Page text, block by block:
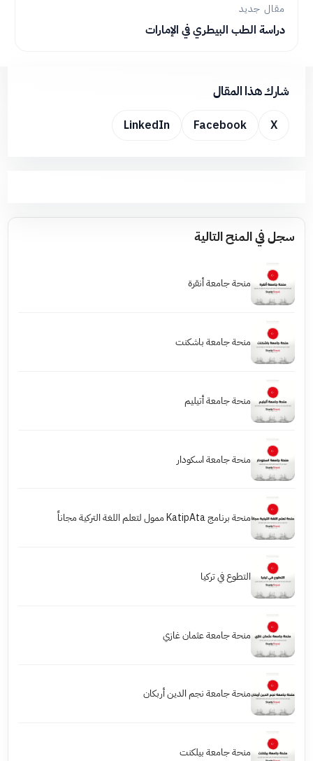
مقال جديد
دراسة الطب البيطري في الإمارات
شارك هذا المقال
X
Facebook
LinkedIn
سجل في المنح التالية
منحة جامعة أنقرة
منحة جامعة باشكنت
منحة جامعة أتيليم
منحة جامعة اسكودار
منحة برنامج KatipAta ممول لتعلم اللغة التركية مجاناً
التطوع في تركيا
منحة جامعة عثمان غازي
منحة جامعة نجم الدين أربكان
منحة جامعة بيلكنت